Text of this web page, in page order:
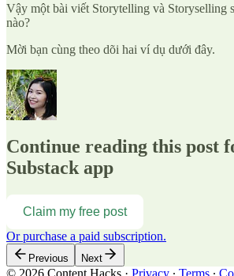
Vậy một bài viết Storytelling và Storyselling
nào?
Mời bạn cùng theo dõi hai ví dụ dưới đây.
Continue reading this post
Substack app
Claim my free post
Or purchase a paid subscription.
Previous Next
© 2026 Content Hacks · Privacy ∙ Terms ∙